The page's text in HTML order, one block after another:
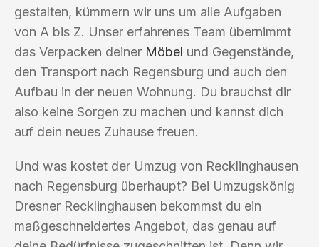
gestalten, kümmern wir uns um alle Aufgaben
von A bis Z. Unser erfahrenes Team übernimmt
das Verpacken deiner Möbel und Gegenstände,
den Transport nach Regensburg und auch den
Aufbau in der neuen Wohnung. Du brauchst dir
also keine Sorgen zu machen und kannst dich
auf dein neues Zuhause freuen.
Und was kostet der Umzug von Recklinghausen
nach Regensburg überhaupt? Bei Umzugskönig
Dresner Recklinghausen bekommst du ein
maßgeschneidertes Angebot, das genau auf